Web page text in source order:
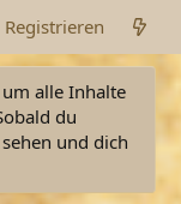
Registrieren
alle Inhalte
du
und dich